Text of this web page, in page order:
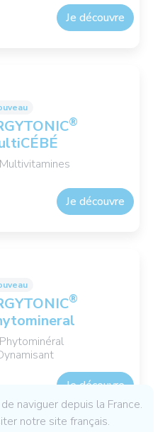
Je découvre
®
Multivitamines
Je découvre
®
Phytominéral
Je découvre
naviguer depuis la France.
notre site français.